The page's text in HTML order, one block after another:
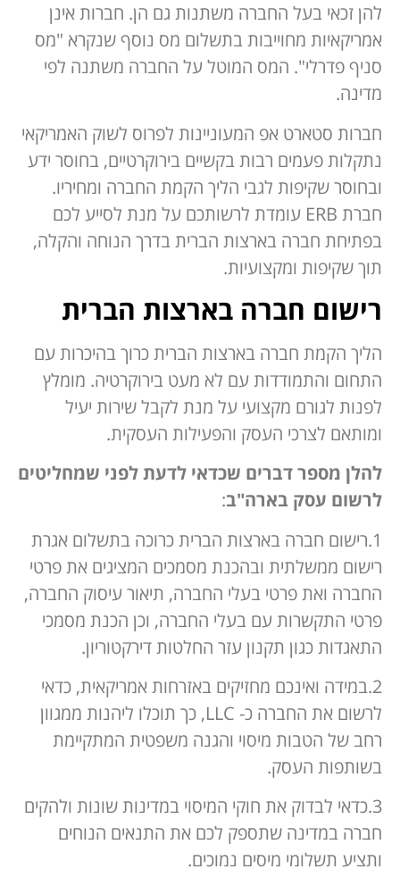
להן זכאי בעל החברה משתנות גם הן. חברות אינן
אמריקאיות מחוייבות בתשלום מס נוסף שנקרא "מס
סניף פדרלי". המס המוטל על החברה משתנה לפי
מדינה.
חברות סטארט אפ המעוניינות לפרוס לשוק האמריקאי
נתקלות פעמים רבות בקשיים בירוקרטיים, בחוסר ידע
ובחוסר שקיפות לגבי הליך הקמת החברה ומחיריו.
חברת ERB עומדת לרשותכם על מנת לסייע לכם
בפתיחת חברה בארצות הברית בדרך הנוחה והקלה,
תוך שקיפות ומקצועיות.
רישום חברה בארצות הברית
הליך הקמת חברה בארצות הברית כרוך בהיכרות עם
התחום והתמודדות עם לא מעט בירוקרטיה. מומלץ
לפנות לגורם מקצועי על מנת לקבל שירות יעיל
ומותאם לצרכי העסק והפעילות העסקית.
להלן מספר דברים שכדאי לדעת לפני שמחליטים
לרשום עסק בארה"ב:
1.רישום חברה בארצות הברית כרוכה בתשלום אגרת
רישום ממשלתית ובהכנת מסמכים המציגים את פרטי
החברה ואת פרטי בעלי החברה, תיאור עיסוק החברה,
פרטי התקשרות עם בעלי החברה, וכן הכנת מסמכי
התאגדות כגון תקנון עזר החלטות דירקטוריון.
2.במידה ואינכם מחזיקים באזרחות אמריקאית, כדאי
לרשום את החברה כ- LLC, כך תוכלו ליהנות ממגוון
רחב של הטבות מיסוי והגנה משפטית המתקיימת
בשותפות העסק.
3.כדאי לבדוק את חוקי המיסוי במדינות שונות ולהקים
חברה במדינה שתספק לכם את התנאים הנוחים
ותציע תשלומי מיסים נמוכים.